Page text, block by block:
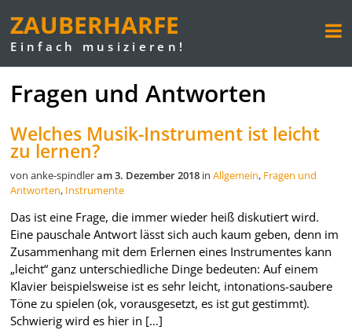
ZAUBERHARFE
Einfach musizieren!
Fragen und Antworten
Welches Musik-Instrument ist leicht
zu lernen?
von anke-spindleram 3. Dezember 2018 inAllgemein, Fragen und
Antworten, Instrumente
Das ist eine Frage, die immer wieder heiß diskutiert wird.
Eine pauschale Antwort lässt sich auch kaum geben, denn im
Zusammenhang mit dem Erlernen eines Instrumentes kann
„leicht“ ganz unterschiedliche Dinge bedeuten: Auf einem
Klavier beispielsweise ist es sehr leicht, intonations-saubere
Töne zu spielen (ok, vorausgesetzt, es ist gut gestimmt).
Schwierig wird es hier in […]